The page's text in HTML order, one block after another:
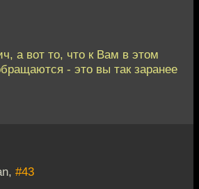
а вот то, что к Вам в этом
- это вы так заранее
#43